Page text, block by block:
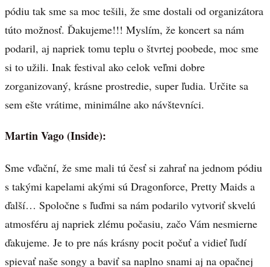
pódiu tak sme sa moc tešili, že sme dostali od organizátora
túto možnosť. Ďakujeme!!! Myslím, že koncert sa nám
podaril, aj napriek tomu teplu o štvrtej poobede, moc sme
si to užili. Inak festival ako celok veľmi dobre
zorganizovaný, krásne prostredie, super ľudia. Určite sa
sem ešte vrátime, minimálne ako návštevníci.
Martin Vago (Inside):
Sme vďační, že sme mali tú česť si zahrať na jednom pódiu
s takými kapelami akými sú Dragonforce, Pretty Maids a
ďalší… Spoločne s ľuďmi sa nám podarilo vytvoriť skvelú
atmosféru aj napriek zlému počasiu, začo Vám nesmierne
ďakujeme. Je to pre nás krásny pocit počuť a vidieť ľudí
spievať naše songy a baviť sa naplno snami aj na opačnej